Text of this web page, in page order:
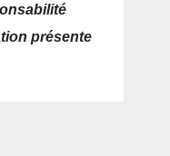
présente